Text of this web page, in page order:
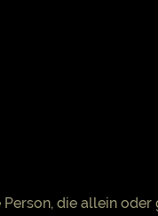
die allein